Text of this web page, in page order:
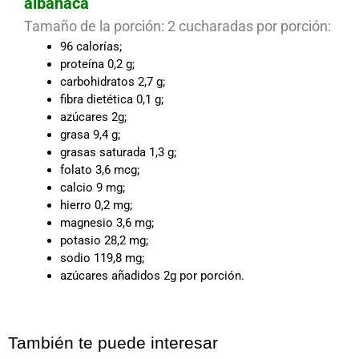
albahaca
Tamaño de la porción: 2 cucharadas por porción:
96 calorías;
proteína 0,2 g;
carbohidratos 2,7 g;
fibra dietética 0,1 g;
azúcares 2g;
grasa 9,4 g;
grasas saturada 1,3 g;
folato 3,6 mcg;
calcio 9 mg;
hierro 0,2 mg;
magnesio 3,6 mg;
potasio 28,2 mg;
sodio 119,8 mg;
azúcares añadidos 2g por porción.
También te puede interesar